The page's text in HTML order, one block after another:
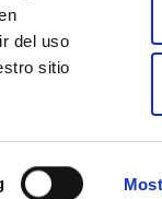
del uso
sitio